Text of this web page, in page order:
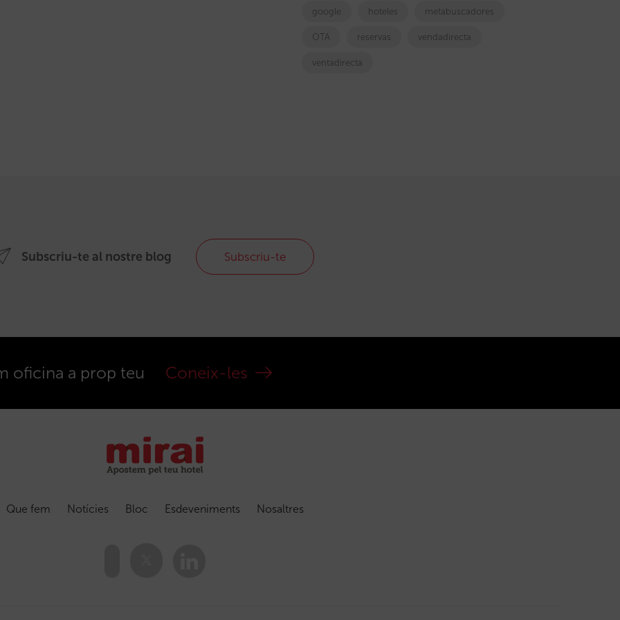
google hoteles metabuscadores
OTA reservas vendadirecta
ventadirecta
Subscriu-te al nostre blog Subscriu-te
oficina a prop teu Coneix-les
Que fem Notícies Bloc Esdeveniments Nosaltres